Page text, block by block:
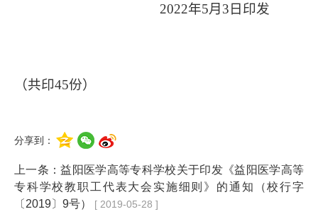
2022年5月 3日印发
（共印45份）
分享到：
上一条：益阳医学高等专科学校关于印发《益阳医学高等
专科学校教职工代表大会实施细则》的通知（校行字
〔2019〕9号）
[ 2019-05-28 ]